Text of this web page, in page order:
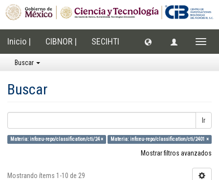
Inicio | CIBNOR | SECIHTI
Buscar
Buscar
Ir
Materia: info:eu-repo/classification/cti/24 × Materia: info:eu-repo/classification/cti/2401 ×
Mostrar filtros avanzados
Mostrando ítems 1-10 de 29